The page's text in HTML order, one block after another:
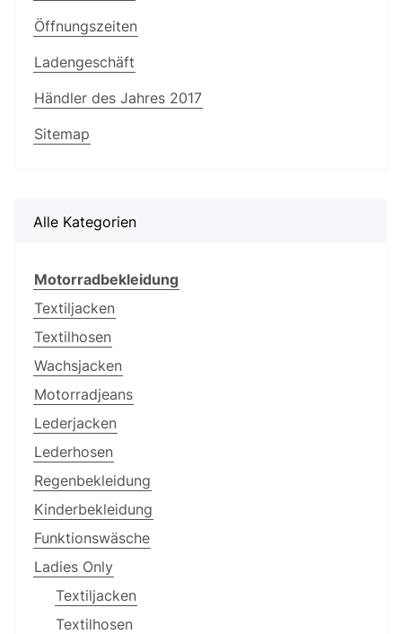
Öffnungszeiten
Ladengeschäft
Händler des Jahres 2017
Sitemap
Alle Kategorien
Motorradbekleidung
Textiljacken
Textilhosen
Wachsjacken
Motorradjeans
Lederjacken
Lederhosen
Regenbekleidung
Kinderbekleidung
Funktionswäsche
Ladies Only
Textiljacken
Textilhosen